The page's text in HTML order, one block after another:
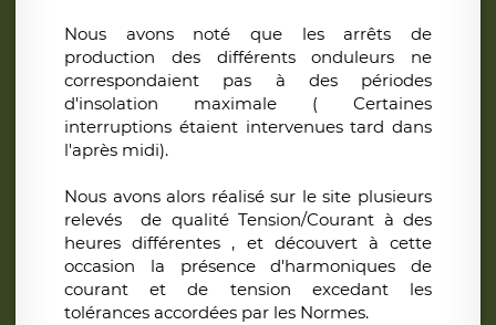
Nous avons noté que les arrêts de
production des différents onduleurs ne
correspondaient pas à des périodes
d'insolation maximale ( Certaines
interruptions étaient intervenues tard dans
l'après midi).
Nous avons alors réalisé sur le site plusieurs
relevés de qualité Tension/Courant à des
heures différentes , et découvert à cette
occasion la présence d'harmoniques de
courant et de tension excedant les
tolérances accordées par les Normes.